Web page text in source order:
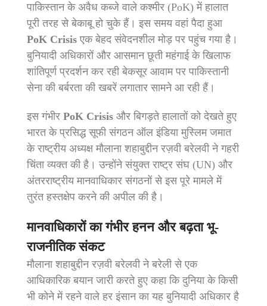
पाकिस्तान के अवैध कब्जे वाले कश्मीर (PoK) में हालात
पूरी तरह से बेकाबू हो चुके हैं। इस समय वहां पैदा हुआ
PoK Crisis एक बेहद संवेदनशील मोड़ पर पहुंच गया है।
बुनियादी अधिकारों और आसमान छूती महंगाई के खिलाफ
शांतिपूर्ण प्रदर्शन कर रही बेकसूर आवाम पर पाकिस्तानी
सेना की बर्बरता की खबरें लगातार सामने आ रही हैं।
इस गंभीर PoK Crisis और बिगड़ते हालातों को देखते हुए
भारत के प्रसिद्ध सूफी संगठन ऑल इंडिया मुस्लिम जमात
के राष्ट्रीय अध्यक्ष मौलाना शहाबुद्दीन रज़वी बरेलवी ने गहरी
चिंता व्यक्त की है। उन्होंने संयुक्त राष्ट्र संघ (UN) और
अंतरराष्ट्रीय मानवाधिकार संगठनों से इस पूरे मामले में
तुरंत हस्तक्षेप करने की अपील की है।
मानवाधिकारों का गंभीर हनन और बढ़ता भू-
राजनीतिक संकट
मौलाना शहाबुद्दीन रज़वी बरेलवी ने बरेली से एक
आधिकारिक बयान जारी करते हुए कहा कि दुनिया के किसी
भी कोने में रहने वाले हर इंसान का यह बुनियादी अधिकार है